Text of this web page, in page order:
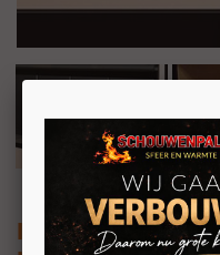
Interra 68